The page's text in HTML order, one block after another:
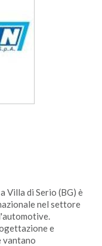
Villa di Serio (BG) è
nel settore
e
vantano